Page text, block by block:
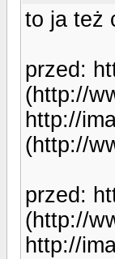
to ja też
przed:
(http://
http://
(http://
przed:
(http://
http://